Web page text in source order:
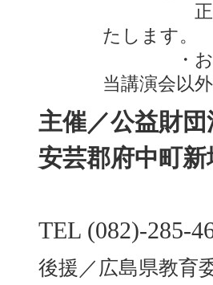
正確にご
たします。
・お申し
当講演会以
主催／公益財団
安芸郡府中町新
TEL (082)-285-
後援／広島県教育